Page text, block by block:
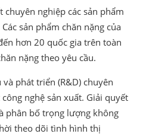
chuyên nghiệp các sản phẩm
sản phẩm chăn nặng của
hơn 20 quốc gia trên toàn
nặng theo yêu cầu.
phát triển (R&D) chuyên
nghệ sản xuất. Giải quyết
phân bố trọng lượng không
theo dõi tình hình thị